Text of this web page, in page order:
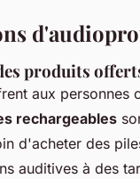
produits
aux personnes
rechargeables
d'acheter des
auditives à des